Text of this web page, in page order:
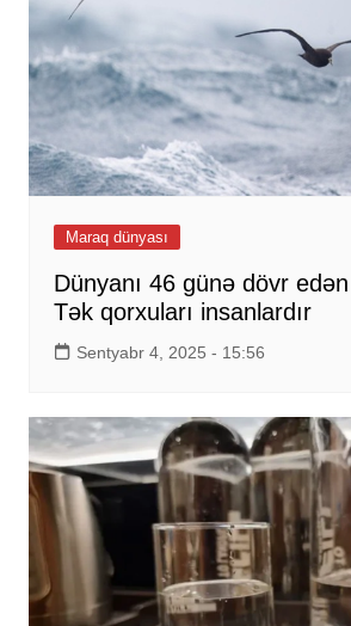
Maraq dünyası
Dünyanı 46 günə dövr
Tək qorxuları insanlardır
Sentyabr 4, 2025 - 15:56